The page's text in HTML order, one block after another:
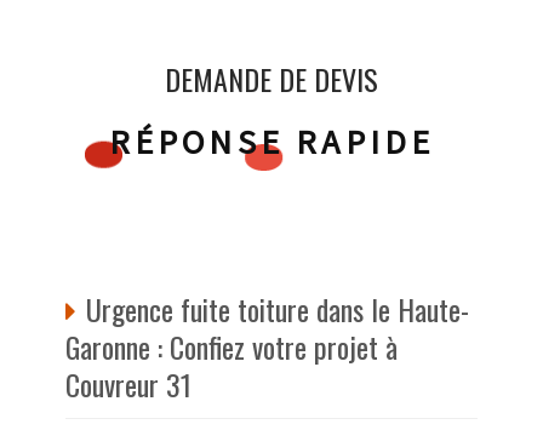
DEMANDE DE DEVIS
RÉPONSE RAPIDE
Urgence fuite toiture dans le Haute-
Garonne : Confiez votre projet à
Couvreur 31